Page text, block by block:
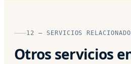
12 — SERVICIOS
Otros servicios